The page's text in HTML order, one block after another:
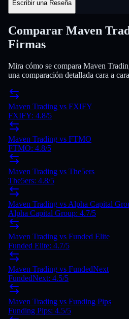
Escribir una Reseña
Comparar Maven
Firmas
Mira cómo se compara Maven
una comparación detallada cara a
Maven Trading vs FXIFY
FXIFY: 4.8/5
Maven Trading vs FTMO
FTMO: 4.8/5
Maven Trading vs The5ers
The5ers: 4.8/5
Maven Trading vs Alpha Capital
Alpha Capital Group: 4.7/5
Maven Trading vs Funded Elite
Funded Elite: 4.7/5
Maven Trading vs FundedNext
FundedNext: 4.5/5
Maven Trading vs Funding Pips
Funding Pips: 4.5/5